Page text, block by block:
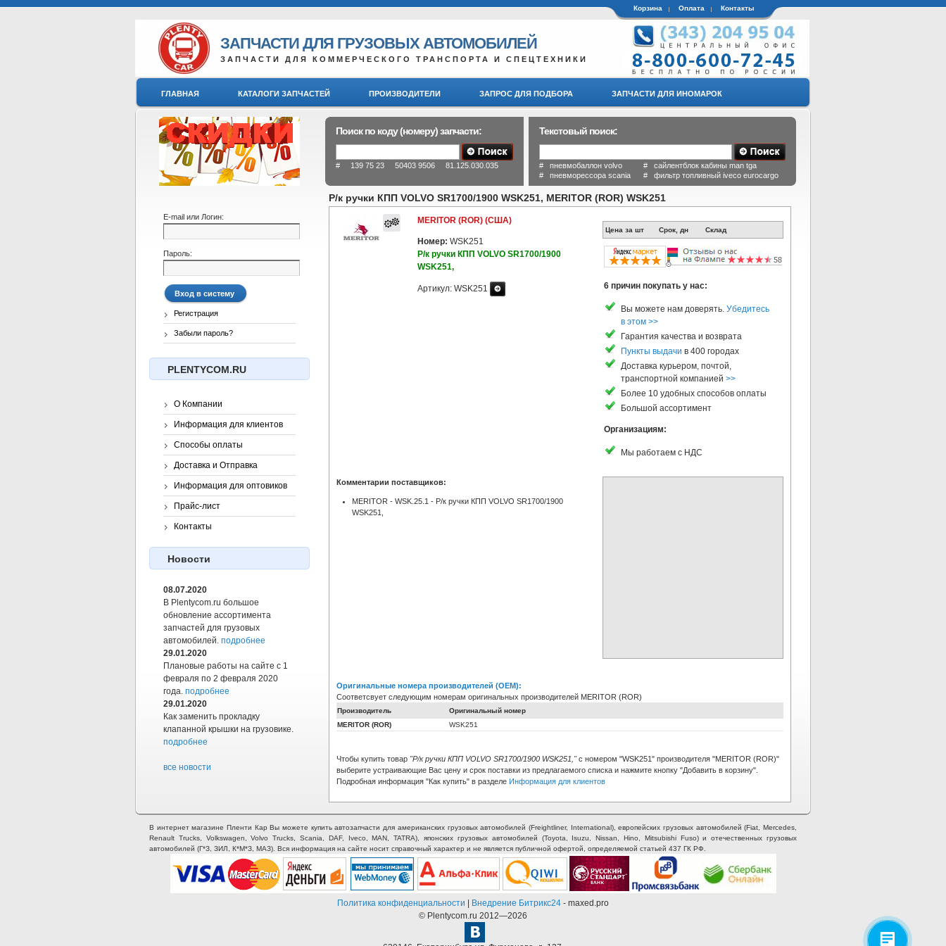
Корзина Оплата Контакты
ЗАПЧАСТИ ДЛЯ ГРУЗОВЫХ АВТОМОБИЛЕЙ
ЗАПЧАСТИ ДЛЯ КОММЕРЧЕСКОГО ТРАНСПОРТА И СПЕЦТЕХНИКИ
ГЛАВНАЯ КАТАЛОГИ ЗАПЧАСТЕЙ ПРОИЗВОДИТЕЛИ ЗАПРОС ДЛЯ ПОДБОРА ЗАПЧАСТИ ДЛЯ ИНОМАРОК
Поиск по коду (номеру) запчасти:
# 139 75 23 50403 9506 81.125.030.035
Текстовый поиск:
# пневмобаллон volvo # сайлентблок кабины man tga
# пневморессора scania # фильтр топливный iveco eurocargo
Р/к ручки КПП VOLVO SR1700/1900 WSK251, MERITOR (ROR) WSK251
MERITOR (ROR) (США)
Номер: WSK251
Р/к ручки КПП VOLVO SR1700/1900
WSK251,
Артикул: WSK251
Цена за шт Срок, дн Склад
6 причин покупать у нас:
Вы можете нам доверять. Убедитесь
в этом >>
Гарантия качества и возврата
Пункты выдачи в 400 городах
Доставка курьером, почтой,
транспортной компанией >>
Более 10 удобных способов оплаты
Большой ассортимент
Организациям:
Мы работаем с НДС
Комментарии поставщиков:
MERITOR - WSK.25.1 - Р/к ручки КПП VOLVO SR1700/1900
WSK251,
Оригинальные номера производителей (OEM):
Соответсвует следующим номерам оригинальных производителей MERITOR (ROR)
Производитель
Оригинальный номер
MERITOR (ROR)
WSK251
Чтобы купить товар "Р/к ручки КПП VOLVO SR1700/1900 WSK251,"с номером "WSK251" производителя "MERITOR (ROR)"
выберите устраивающие Вас цену и срок поставки из предлагаемого списка и нажмите кнопку "Добавить в корзину".
Подробная информация "Как купить" в разделе Информация для клиентов
E-mail или Логин:
Пароль:
Регистрация
Забыли пароль?
PLENTYCOM.RU
О Компании
Информация для клиентов
Способы оплаты
Доставка и Отправка
Информация для оптовиков
Прайс-лист
Контакты
Новости
08.07.2020
В Plentycom.ru большое
обновление ассортимента
запчастей для грузовых
автомобилей. подробнее
29.01.2020
Плановые работы на сайте с 1
февраля по 2 февраля 2020
года. подробнее
29.01.2020
Как заменить прокладку
клапанной крышки на грузовике.
подробнее
все новости
В интернет магазине Пленти Кар Вы можете купить автозапчасти для американских грузовых автомобилей (Freightliner, International), европейских грузовых автомобилей (Fiat, Mercedes,
Renault Trucks, Volkswagen, Volvo Trucks, Scania, DAF, Iveco, MAN, TATRA), японских грузовых автомобилей (Toyota, Isuzu, Nissan, Hino, Mitsubishi Fuso) и отечественных грузовых
автомобилей (Г*З, ЗИЛ, К*М*З, МАЗ). Вся информация на сайте носит справочный характер и не является публичной офертой, определяемой статьей 437 ГК РФ.
Политика конфиденциальности Внедрение Битрикс24 - maxed.pro
© Plentycom.ru 2012—2026